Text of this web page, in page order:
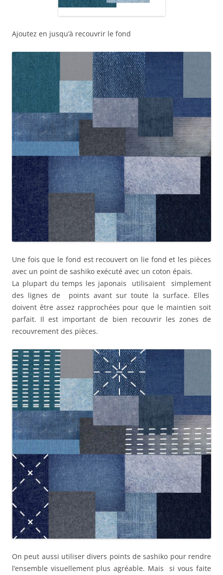
Ajoutez en jusqu’à recouvrir le fond
Une fois que le fond est recouvert on lie fond et les pièces
avec un point de sashiko exécuté avec un coton épais.
La plupart du temps les japonais utilisaient simplement
des lignes de points avant sur toute la surface. Elles
doivent être assez rapprochées pour que le maintien soit
parfait. Il est important de bien recouvrir les zones de
recouvrement des pièces.
On peut aussi utiliser divers points de sashiko pour rendre
l’ensemble visuellement plus agréable. Mais si vous faite